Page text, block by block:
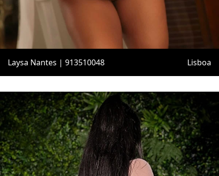
Laysa Nantes | 913510048 Lisboa